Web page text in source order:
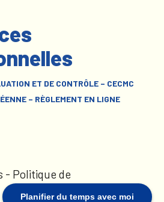
Planifier du temps avec moi
ET DE CONTRÔLE – CECMC
– RÈGLEMENT EN LIGNE
- Politique de